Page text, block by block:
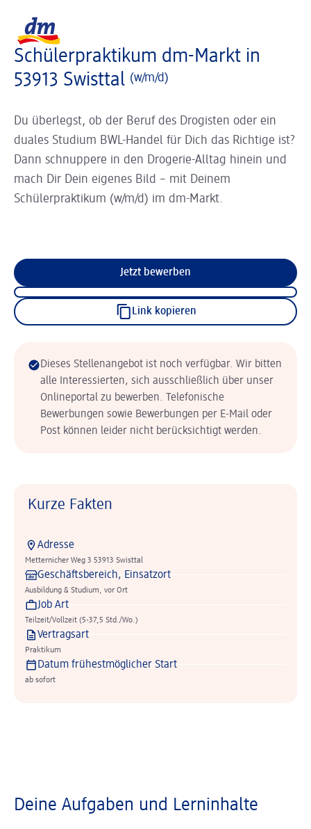
Schülerpraktikum dm-Markt in
53913 Swisttal (w/m/d)
Du überlegst, ob der Beruf des Drogisten oder ein
duales Studium BWL-Handel für Dich das Richtige ist?
Dann schnuppere in den Drogerie-Alltag hinein und
mach Dir Dein eigenes Bild – mit Deinem
Schülerpraktikum (w/m/d) im dm-Markt.
Jetzt bewerben
Link kopieren
Dieses Stellenangebot ist noch verfügbar. Wir bitten
alle Interessierten, sich ausschließlich über unser
Onlineportal zu bewerben. Telefonische
Bewerbungen sowie Bewerbungen per E-Mail oder
Post können leider nicht berücksichtigt werden.
Kurze Fakten
Adresse
Metternicher Weg 3 53913 Swisttal
Geschäftsbereich, Einsatzort
Ausbildung & Studium, vor Ort
Job Art
Teilzeit/Vollzeit (5-37,5 Std./Wo.)
Vertragsart
Praktikum
Datum frühestmöglicher Start
ab sofort
Deine Aufgaben und Lerninhalte